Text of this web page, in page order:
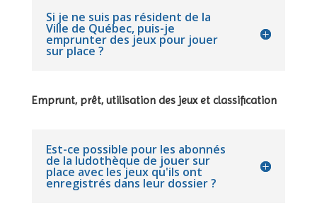
Si je ne suis pas résident de la
Ville de Québec, puis-je
emprunter des jeux pour jouer
sur place ?
Emprunt, prêt, utilisation des jeux et classification
Est-ce possible pour les abonnés
de la ludothèque de jouer sur
place avec les jeux qu'ils ont
enregistrés dans leur dossier ?